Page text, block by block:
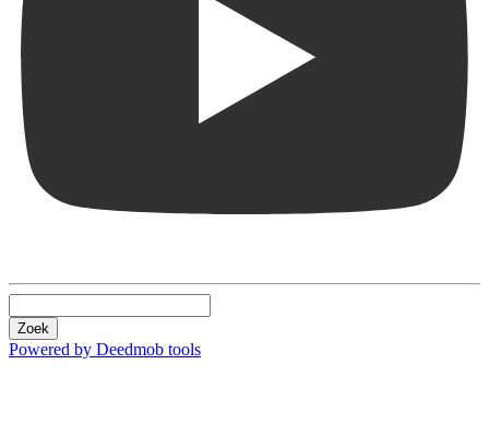
Zoek
Powered by Deedmob tools